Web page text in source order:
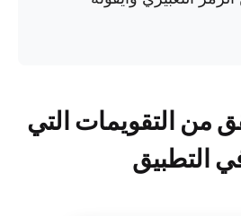
5: تحقق من التقويمات التي
التطبيق